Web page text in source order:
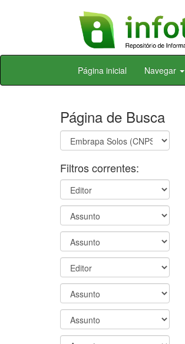
Skip
Página inicial Navegar
Página de Busca
Filtros correntes: